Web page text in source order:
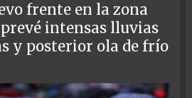
frente en la zona
intensas lluvias
y posterior ola de frío